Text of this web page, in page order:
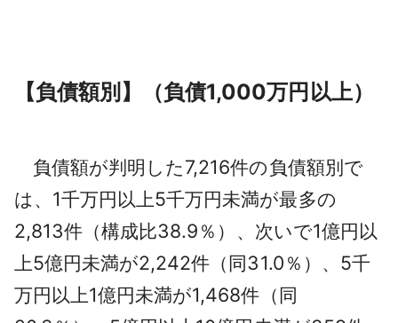
【負債額別】（負債1,000万円以上）
負債額が判明した7,216件の負債額別で
は、1千万円以上5千万円未満が最多の
2,813件（構成比38.9％）、次いで1億円以
上5億円未満が2,242件（同31.0％）、5千
万円以上1億円未満が1,468件（同